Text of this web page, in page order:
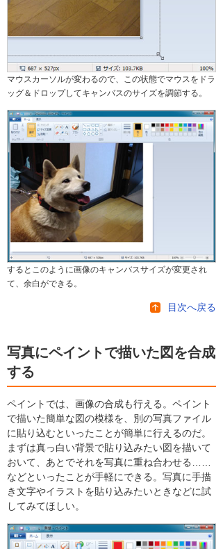
マウスカーソルが変わるので、この状態でマウスをドラ
ッグ＆ドロップしてキャンバスのサイズを調節する。
するとこのように画像のキャンバスサイズが変更され
て、余白ができる。
目次へ戻る
写真にペイントで描いた図を合成
する
ペイントでは、画像の合成も行える。ペイント
で描いた簡単な図の模様を、別の写真ファイル
に貼り込むといったことが簡単に行えるのだ。
まずは真っ白い背景で貼り込みたい図を描いて
おいて、あとでそれを写真に重ね合わせる……
などといったことが手軽にできる。写真に手描
き文字やイラストを貼り込みたいときなどに試
してみてほしい。